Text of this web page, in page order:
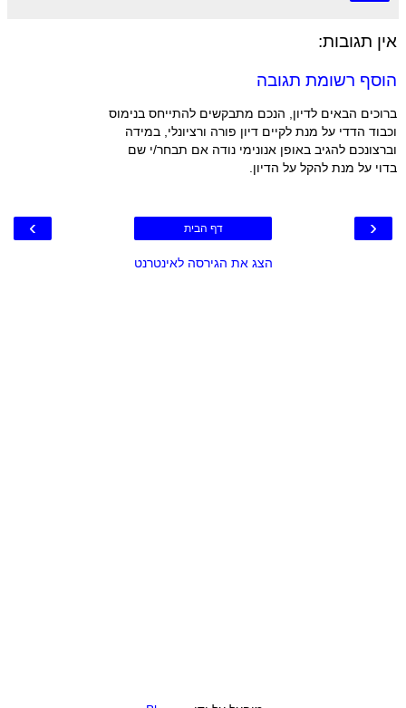
אין תגובות:
הוסף רשומת תגובה
ברוכים הבאים לדיון, הנכם מתבקשים להתייחס בנימוס
וכבוד הדדי על מנת לקיים דיון פורה ורציונלי, במידה
וברצונכם להגיב באופן אנונימי נודה אם תבחר/י שם
בדוי על מנת להקל על הדיון.
‹
› דף הבית
הצג את הגירסה לאינטרנט